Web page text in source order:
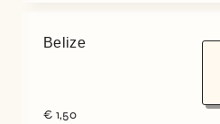
Belize
€ 1,50